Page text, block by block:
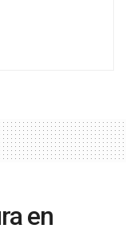
en